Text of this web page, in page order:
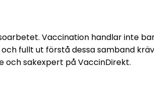
Vaccination handlar inte
fullt ut förstå dessa samband
och sakexpert på VaccinDirekt.